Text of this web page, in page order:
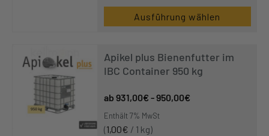
Ausführung wählen
Apikel plus Bienenfutter im
IBC Container 950 kg
931,00€ -950,00€
Enthält 7% MwSt
(1,00€ / 1 kg)